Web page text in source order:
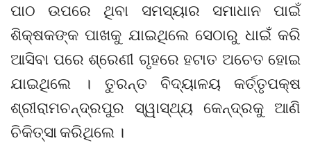
ପାଠ ଉପରେ ଥିବା ସମସ୍ୟାର ସମାଧାନ ପାଇଁ
ଶିକ୍ଷକଙ୍କ ପାଖକୁ ଯାଇଥିଲେ ସେଠାରୁ ଧାଇଁ କରି
ଆସିବା ପରେ ଶ୍ରେଣୀ ଗୃହରେ ହଟାତ ଅଚେତ ହୋଇ
ଯାଇଥିଲେ । ତୁରନ୍ତ ବିଦ୍ୟାଳୟ କର୍ତ୍ତୃପକ୍ଷ
ଶ୍ରୀରାମଚନ୍ଦ୍ରପୁର ସ୍ୱାସ୍ଥ୍ୟ କେନ୍ଦ୍ରକୁ ଆଣି
ଚିକିତ୍ସା କରିଥିଲେ ।